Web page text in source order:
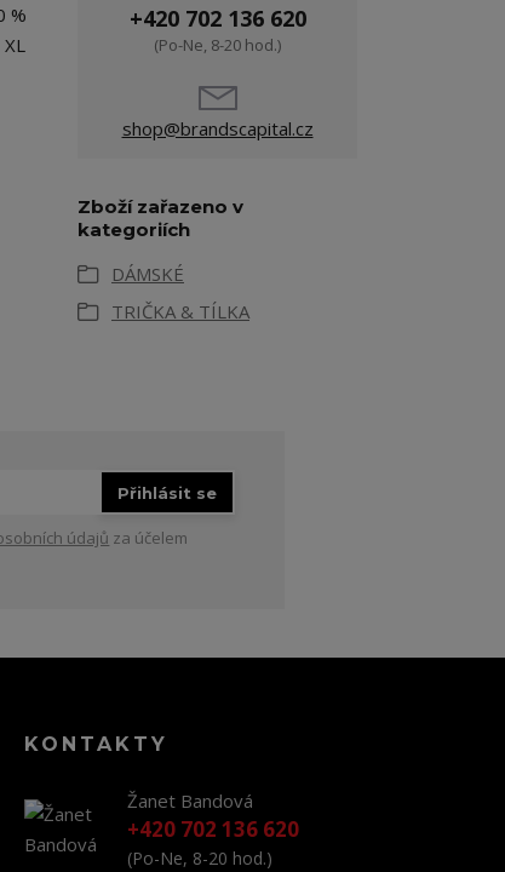
%
+420 702 136 620
(Po-Ne, 8-20 hod.)
shop@brandscapital.cz
Zboží zařazeno v
kategoriích
DÁMSKÉ
TRIČKA & TÍLKA
Přihlásit se
údajů za účelem
KONTAKTY
Žanet Bandová
+420 702 136 620
(Po-Ne, 8-20 hod.)